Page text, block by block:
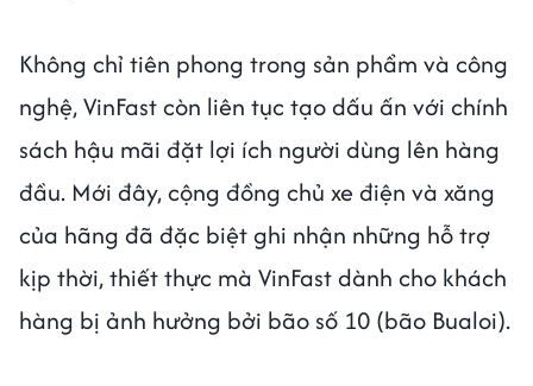
Không chỉ tiên phong trong sản phẩm và công
nghệ, VinFast còn liên tục tạo dấu ấn với chính
sách hậu mãi đặt lợi ích người dùng lên hàng
đầu. Mới đây, cộng đồng chủ xe điện và xăng
của hãng đã đặc biệt ghi nhận những hỗ trợ
kịp thời, thiết thực mà VinFast dành cho khách
hàng bị ảnh hưởng bởi bão số 10 (bão Bualoi).